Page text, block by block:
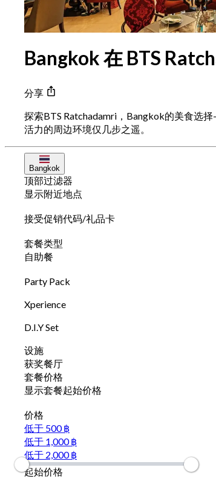
Bangkok 在 BTS
分享
探索BTS Ratchadamri，Bangkok的美食选
活力的周边环境仅几步之遥。
Bangkok
顶部过滤器
显示附近地点
接受促销代码/礼品卡
套餐类型
自助餐
Party Pack
Xperience
D.I.Y Set
设施
获奖餐厅
套餐价格
显示套餐起始价格
价格
低于 500 ฿
低于 1,000 ฿
低于 2,000 ฿
起始价格